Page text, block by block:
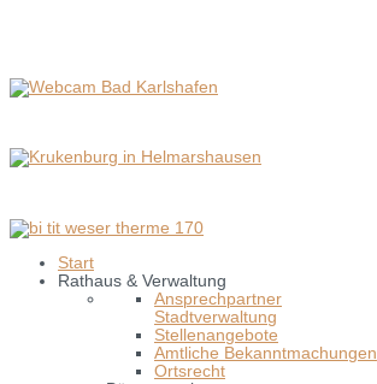
Start
Rathaus & Verwaltung
Ansprechpartner
Stadtverwaltung
Stellenangebote
Amtliche Bekanntmachungen
Ortsrecht